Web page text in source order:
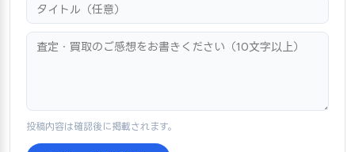
投稿内容は確認後に掲載されます。